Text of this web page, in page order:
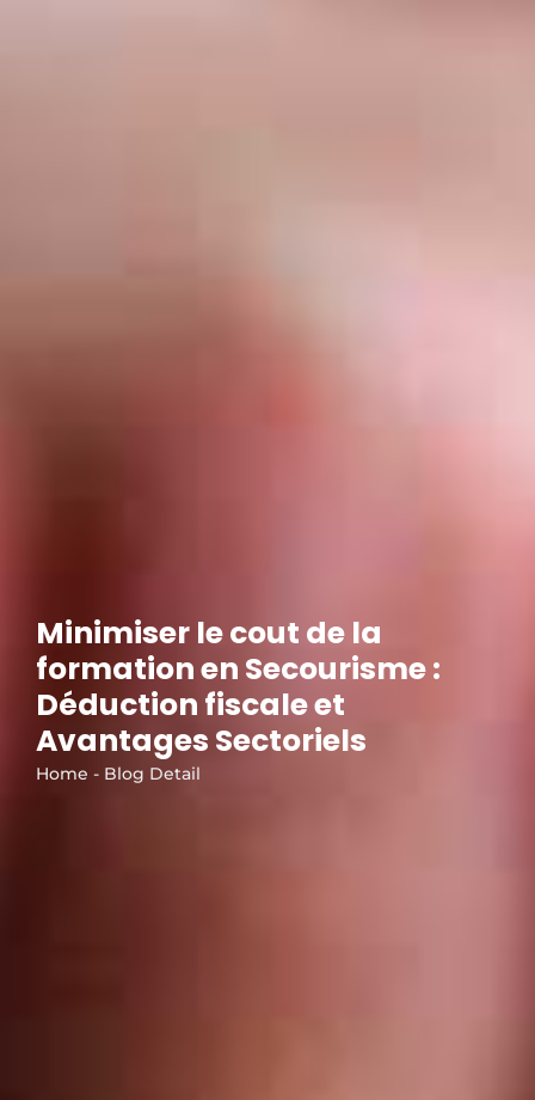
Minimiser le cout de la
formation en Secourisme :
Déduction fiscale et
Avantages Sectoriels
Home - Blog Detail